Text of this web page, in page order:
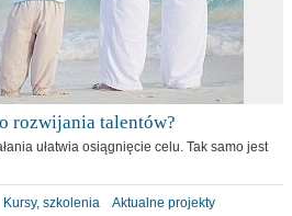
rozwijania talentów?
ułatwia osiągnięcie celu. Tak samo jest
Kursy, szkolenia
Aktualne projekty